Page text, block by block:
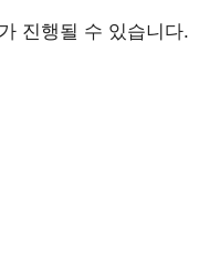
진행될 수 있습니다.